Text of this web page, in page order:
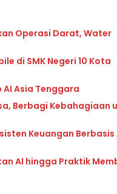
Operasi Darat, Water
di SMK Negeri 10 Kota
AI Asia Tenggara
Berbagi Kebahagiaan
Keuangan Berbasis
AI hingga Praktik